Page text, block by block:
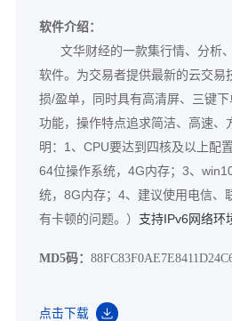
软件介绍：
文华财经的一款集行情、分析
软件。为交易者提供最新的云交易
损/盈单，同时具有高清屏、三键
功能，操作特点追求简洁、高速、
明：1、CPU要达到四核及以上配
64位操作系统，4G内存；3、
统，8G内存；4、建议使用电信、
有卡顿的问题。） 支持IPv6网络环
MD5码：
点击下载